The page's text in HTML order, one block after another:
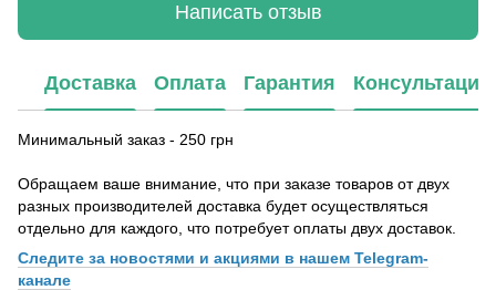
Написать отзыв
Доставка Оплата Гарантия Консультация
Минимальный заказ - 250 грн
Обращаем ваше внимание, что при заказе товаров от двух
разных производителей доставка будет осуществляться
отдельно для каждого, что потребует оплаты двух доставок.
Следите за новостями и акциями в нашем Telegram-
канале